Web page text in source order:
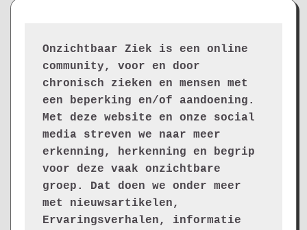
Onzichtbaar Ziek is een online
community, voor en door
chronisch zieken en mensen met
een beperking en/of aandoening.
Met deze website en onze social
media streven we naar meer
erkenning, herkenning en begrip
voor deze vaak onzichtbare
groep. Dat doen we onder meer
met nieuwsartikelen,
Ervaringsverhalen, informatie